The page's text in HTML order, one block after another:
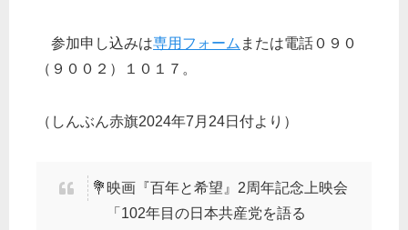
参加申し込みは専用フォーム または電話０９０
（９００２）１０１７。
（しんぶん赤旗2024年7月24日付より）
💐映画『百年と希望』2周年記念上映会
「102年目の日本共産党を語る